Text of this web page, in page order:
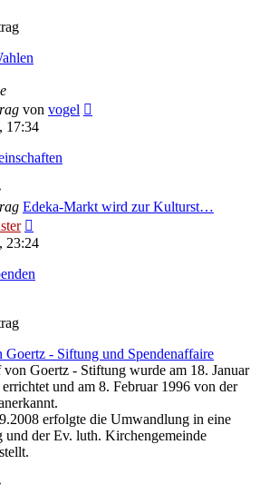
von vogel
17:34
Edeka-Markt wird zur Kulturst…
Beitrag
23:24
- Siftung und Spendenaffaire
Goertz - Stiftung wurde am 18. Januar
und am 8. Februar 1996 von der
erfolgte die Umwandlung in eine
der Ev. luth. Kirchengemeinde